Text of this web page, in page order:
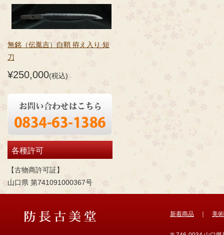
無銘（伝胤吉）白鞘 拵え入り 短
刀
¥250,000(税込)
各種許可
【古物商許可証】
山口県 第741091000367号
新着商品 美